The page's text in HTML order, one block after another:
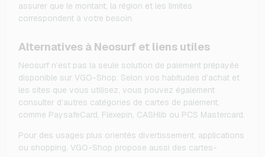
assurer que le montant, la région et les limites
correspondent à votre besoin.
Alternatives à Neosurf et liens utiles
Neosurf n’est pas la seule solution de paiement prépayée
disponible sur VGO-Shop. Selon vos habitudes d’achat et
les sites que vous utilisez, vous pouvez également
consulter d’autres catégories de cartes de paiement,
comme PaysafeCard, Flexepin, CASHlib ou PCS Mastercard.
Pour des usages plus orientés divertissement, applications
ou shopping, VGO-Shop propose aussi des cartes-